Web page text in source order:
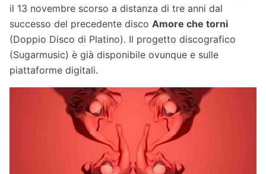
il 13 novembre scorso a distanza di tre anni dal
successo del precedente disco Amore che torni
(Doppio Disco di Platino). Il progetto discografico
(Sugarmusic) è già disponibile ovunque e sulle
piattaforme digitali.